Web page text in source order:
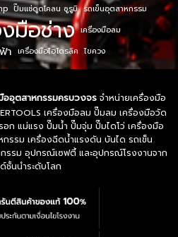
ปั๊มแช่ดูดโคลน ซูรูมิ รถเข็นอุตสาหกรรม
มือช่าง เครื่องมือลม
า เครื่องมือไฮโดรลิค ไขควง
ออุตสาหกรรมครบวงจรจำหน่ายเครื่องมือ
เครื่องมือลม ปั๊มลม เครื่องมือวัด
ก แม่แรง ปั๊มน้ำ ปั๊มจุ่ม ปั๊มไดโว่ เครื่องมือ
รรม เครื่องฉีดน้ำแรงดัน บันได รถเข็น
รรม อุปกรณ์เซฟตี้ และอุปกรณ์โรงงานจาก
ชั้นนำระดับโลก